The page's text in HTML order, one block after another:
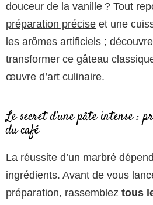
douceur de la vanille ? Tout
préparation précise et une
les arômes artificiels ;
transformer ce gâteau
œuvre d’art culinaire.
Le secret d’une pâte intense :
du café
La réussite d’un marbré
ingrédients. Avant de vous
préparation, rassemblez tous